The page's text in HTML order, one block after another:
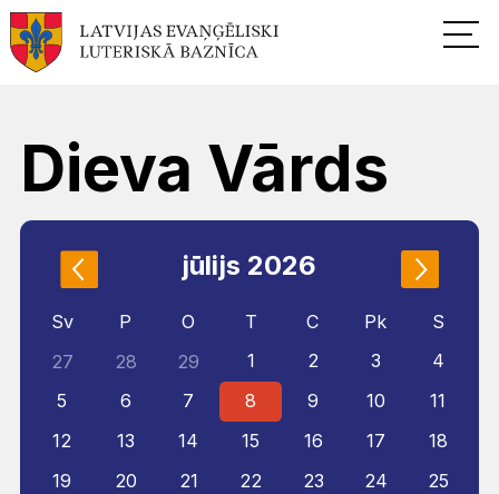
Dieva Vārds
jūlijs 2026
Sv P O T C Pk
S
27
28 29 1 2 3
4
5
6 7 8 9 10
11
12
13 14 15 16 17
18
19
20 21 22 23 24
25